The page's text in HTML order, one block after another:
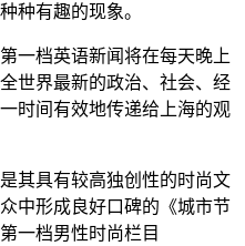
种有趣的现象。
一档英语新闻将在每天晚上
世界最新的政治、社会、经
时间有效地传递给上海的观
其具有较高独创性的时尚文
中形成良好口碑的《城市节
一档男性时尚栏目